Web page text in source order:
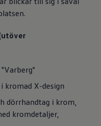
kromad X-design
dörrhandtag i krom,
kromdetaljer,